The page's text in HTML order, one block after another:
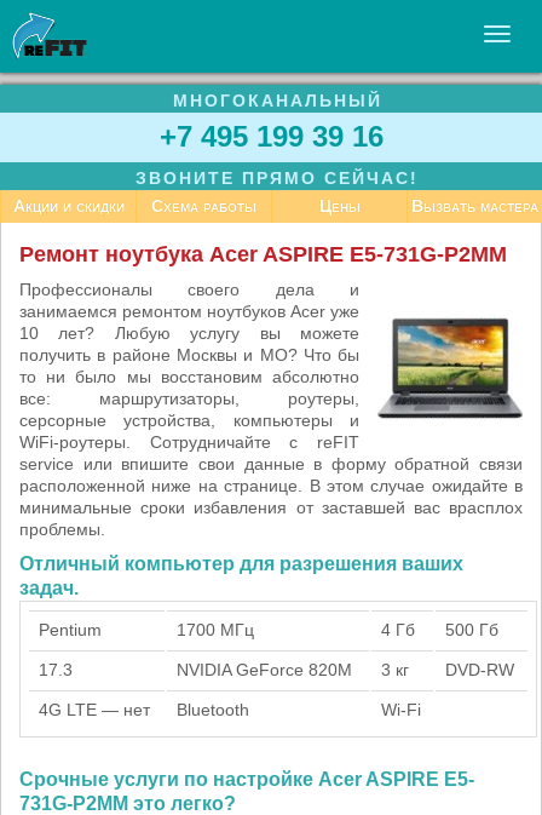
УСЛУГИ
БИЗНЕСУ
СТАТЬИ
МНОГОКАНАЛЬНЫЙ
+7 495 199 39 16
ЗВОНИТЕ ПРЯМО СЕЙЧАС!
Акции и скидки
Схема работы Цены Вызвать мастера
Ремонт ноутбука Acer ASPIRE E5-731G-P2MM
Профессионалы своего дела и
занимаемся ремонтом ноутбуков Acer уже
10 лет? Любую услугу вы можете
получить в районе Москвы и МО? Что бы
то ни было мы восстановим абсолютно
все: маршрутизаторы, роутеры,
серсорные устройства, компьютеры и
WiFi-роутеры. Сотрудничайте с reFIT
service или впишите свои данные в форму обратной связи
расположенной ниже на странице. В этом случае ожидайте в
минимальные сроки избавления от заставшей вас врасплох
проблемы.
Отличный компьютер для разрешения ваших
задач.
Pentium 1700 МГц 4 Гб 500 Гб
17.3 NVIDIA GeForce 820M 3 кг DVD-RW
4G LTE — нет Bluetooth Wi-Fi
Срочные услуги по настройке Acer ASPIRE E5-
731G-P2MM это легко?